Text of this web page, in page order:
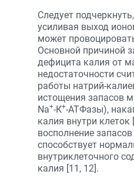
Следует
усиливая выход
может
Основной причиной
дефицита калия от
недостаточности
работы натрий-
истощения запасов
Na+-К+-АТФазы),
калия внутри клеток
восполнение
способствует
внутриклеточного
калия [11, 12].